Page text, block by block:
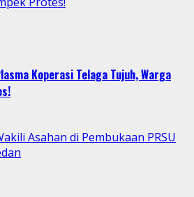
Koperasi Telaga Tujuh, Warga
Asahan di Pembukaan PRSU